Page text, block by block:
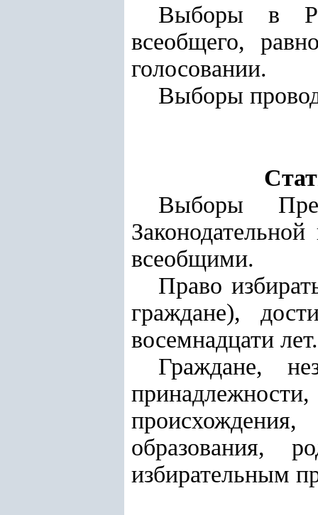
Выборы в
всеобщего,
голосовании.
Выборы
Выборы
всеобщими.
Право
граждане),
восемнадцати лет.
Граждане,
образования,
избирательным